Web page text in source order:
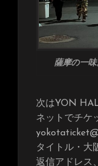
薩摩の一
次はYON
ネットでチケ
タイトル・大
返信アドレス